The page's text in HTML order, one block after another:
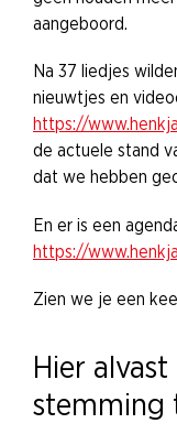
aangeboord.
Na 37 liedjes
nieuwtjes en
https://
de actuele stand
dat we hebben
En er is een
https://
Zien we je een
Hier
stemming